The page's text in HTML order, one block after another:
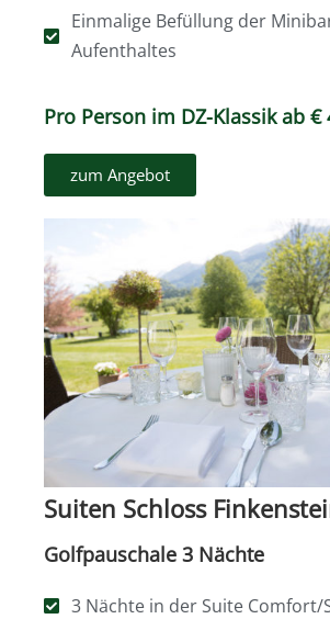
Einmalige Befüllung der
Aufenthaltes
Pro Person im DZ-Klassik ab €
zum Angebot
Suiten Schloss
Golfpauschale 3 Nächte
3 Nächte in der Suite